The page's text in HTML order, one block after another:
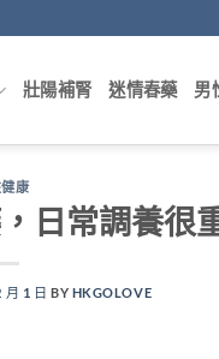
壯陽補腎 迷情春藥 男
康
日常調養很
月 1 日 BY HKGOLOVE